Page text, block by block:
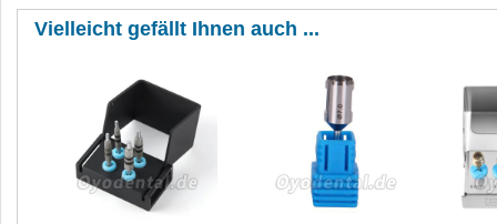
Vielleicht gefällt Ihnen auch ...